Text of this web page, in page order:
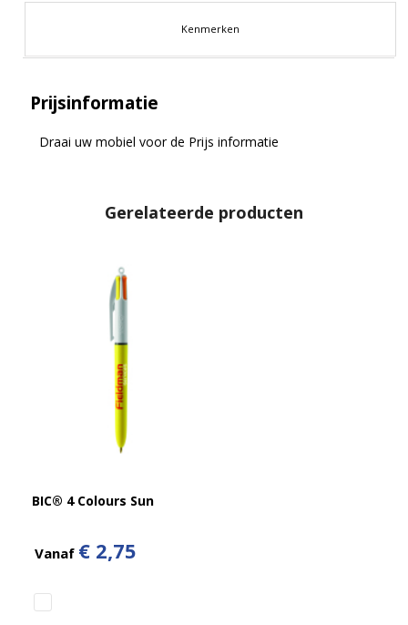
Kenmerken
Prijsinformatie
Draai uw mobiel voor de Prijs informatie
Gerelateerde producten
BIC® 4 Colours Sun
Vanaf € 2,75